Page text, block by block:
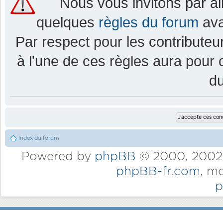
quelques règles du forum
Par respect pour les
à l'une de ces règles aura pour
Index du forum
Powered by phpBB © 2000,
phpBB-fr.com,